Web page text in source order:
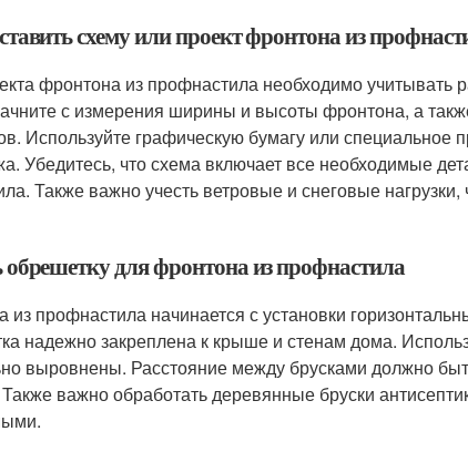
схему или проект фронтона из
фронтона из профнастила необходимо учитывать
с измерения ширины и высоты фронтона, а
Используйте графическую бумагу или специальное
Убедитесь, что схема включает все необходимые
Также важно учесть ветровые и снеговые
для фронтона из профнастила
профнастила начинается с установки
надежно закреплена к крыше и стенам дома.
выровнены. Расстояние между брусками должно
важно обработать деревянные бруски